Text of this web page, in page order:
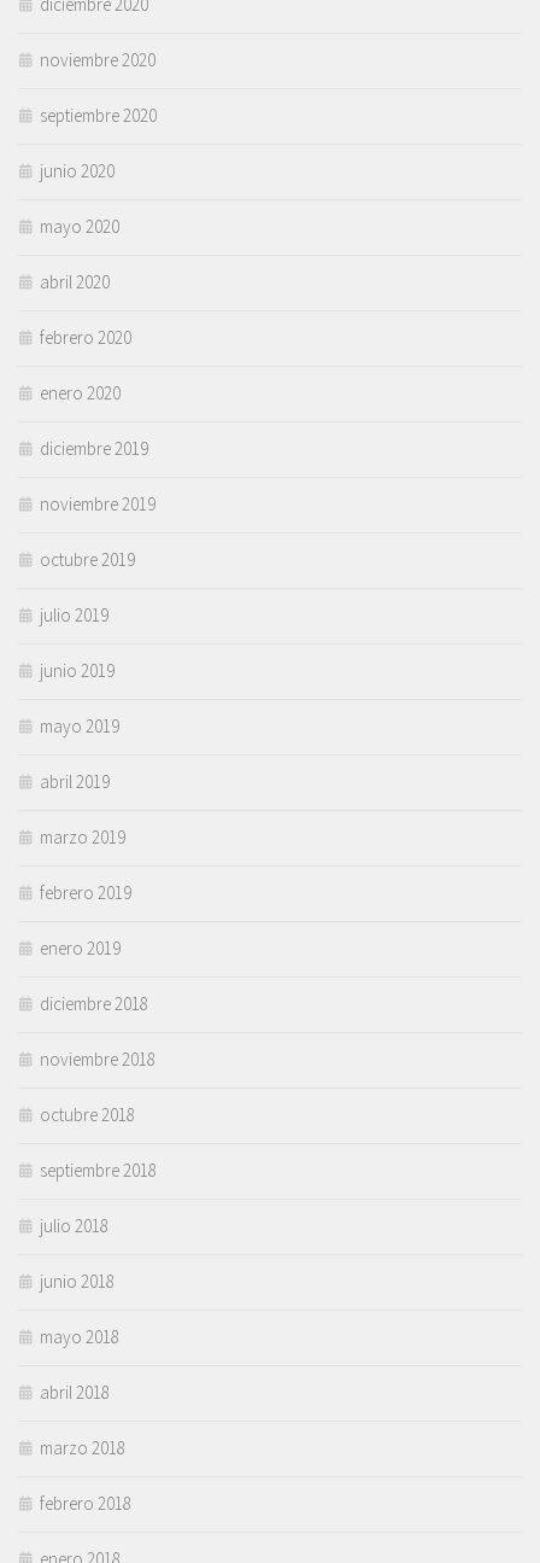
noviembre 2020
septiembre 2020
junio 2020
mayo 2020
abril 2020
febrero 2020
enero 2020
diciembre 2019
noviembre 2019
octubre 2019
julio 2019
junio 2019
mayo 2019
abril 2019
marzo 2019
febrero 2019
enero 2019
diciembre 2018
noviembre 2018
octubre 2018
septiembre 2018
julio 2018
junio 2018
mayo 2018
abril 2018
marzo 2018
febrero 2018